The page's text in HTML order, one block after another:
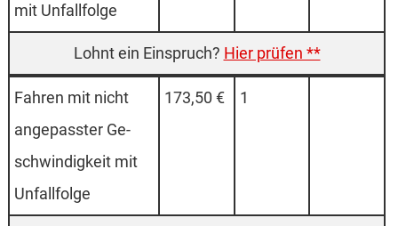
mit Un­fall­fol­ge
Hier prüfen **
Fah­ren mit nicht
an­ge­pass­ter Ge­
schwin­dig­keit mit
Un­fall­fol­ge
173,50 € 1